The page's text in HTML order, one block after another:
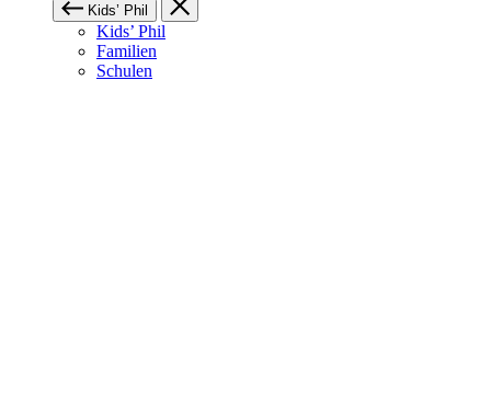
Kids’ Phil
Kids’ Phil
Familien
Schulen